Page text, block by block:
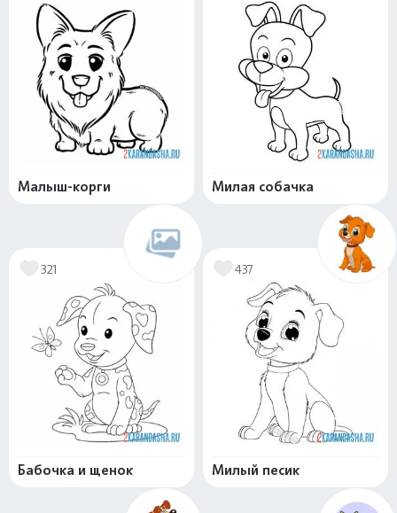
Малыш-корги Милая собачка
321
Бабочка и щенок
437
Милый песик